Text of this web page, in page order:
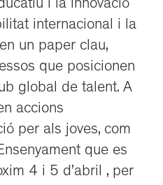
i la innovació
internacional i la
un paper clau,
que posicionen
global de talent. A
accions
per als joves, com
que es
4 i 5 d’abril , per